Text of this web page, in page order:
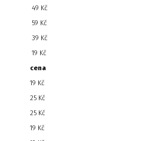
49 Kč
59 Kč
39 Kč
19 Kč
cena
19 Kč
25 Kč
25 Kč
19 Kč